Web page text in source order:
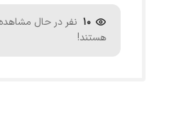
10 نفر در حال
هستند!